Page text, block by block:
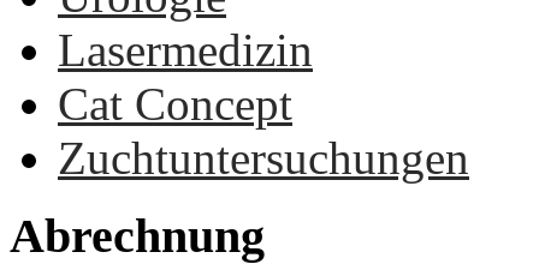
Lasermedizin
Cat Concept
Zuchtuntersuchungen
Abrechnung